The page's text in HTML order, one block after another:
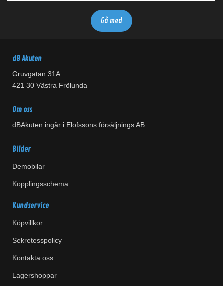
dB Akuten
Gruvgatan 31A
421 30 Västra Frölunda
Om oss
dBAkuten ingår i Elofssons försäljnings AB
Bilder
Demobilar
Kopplingsschema
Kundservice
Köpvillkor
Sekretesspolicy
Kontakta oss
Lagershoppar